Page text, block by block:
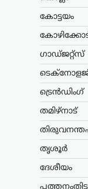
കോട്ടയം
ഗാഡ്ജറ്റ്സ്
ട്രെൻഡിംഗ്
തമിഴ്നാട്
തൃശൂർ
ദേശീയം
പത്തനംതിട്ട